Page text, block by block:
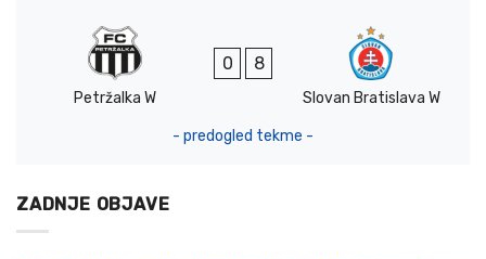
Petržalka W
0 8
Slovan Bratislava W
- predogled tekme -
ZADNJE OBJAVE